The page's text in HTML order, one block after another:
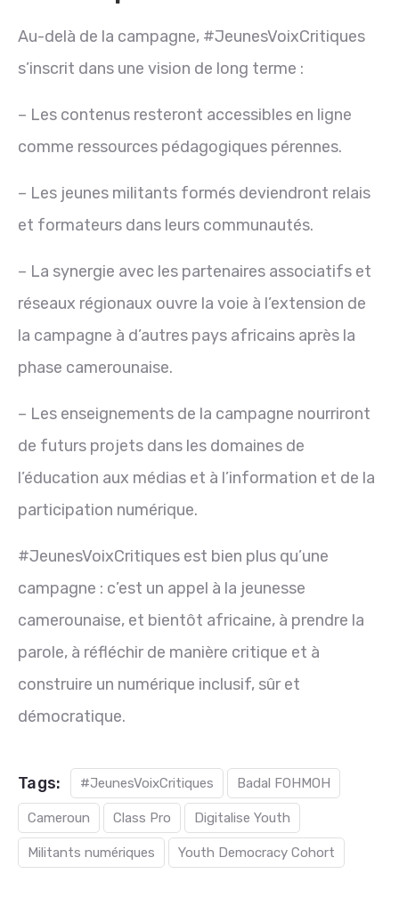
Au-delà de la campagne, #JeunesVoixCritiques
s’inscrit dans une vision de long terme :
– Les contenus resteront accessibles en ligne
comme ressources pédagogiques pérennes.
– Les jeunes militants formés deviendront relais
et formateurs dans leurs communautés.
– La synergie avec les partenaires associatifs et
réseaux régionaux ouvre la voie à l’extension de
la campagne à d’autres pays africains après la
phase camerounaise.
– Les enseignements de la campagne nourriront
de futurs projets dans les domaines de
l’éducation aux médias et à l’information et de la
participation numérique.
#JeunesVoixCritiques est bien plus qu’une
campagne : c’est un appel à la jeunesse
camerounaise, et bientôt africaine, à prendre la
parole, à réfléchir de manière critique et à
construire un numérique inclusif, sûr et
démocratique.
Tags: #JeunesVoixCritiques Badal FOHMOH
Cameroun Class Pro Digitalise Youth
Militants numériques Youth Democracy Cohort